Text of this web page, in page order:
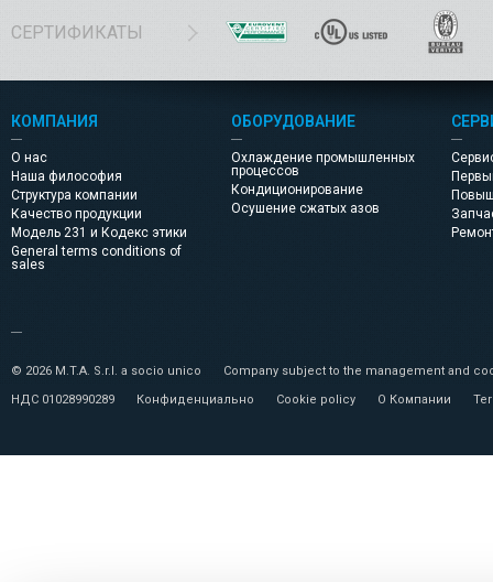
СЕРТИФИКАТЫ
КОМПАНИЯ
О нас
Наша философия
Структура компании
Качество продукции
Модель 231 и Кодекс этики
General terms conditions of
sales
ОБОРУДОВАНИЕ
Охлаждение промышленных
процессов
Кондиционирование
Осушение сжатых азов
© 2026 M.T.A. S.r.l. a socio unico
Company subject to the management and
НДС 01028990289
Конфиденциально Cookie policy О Компании